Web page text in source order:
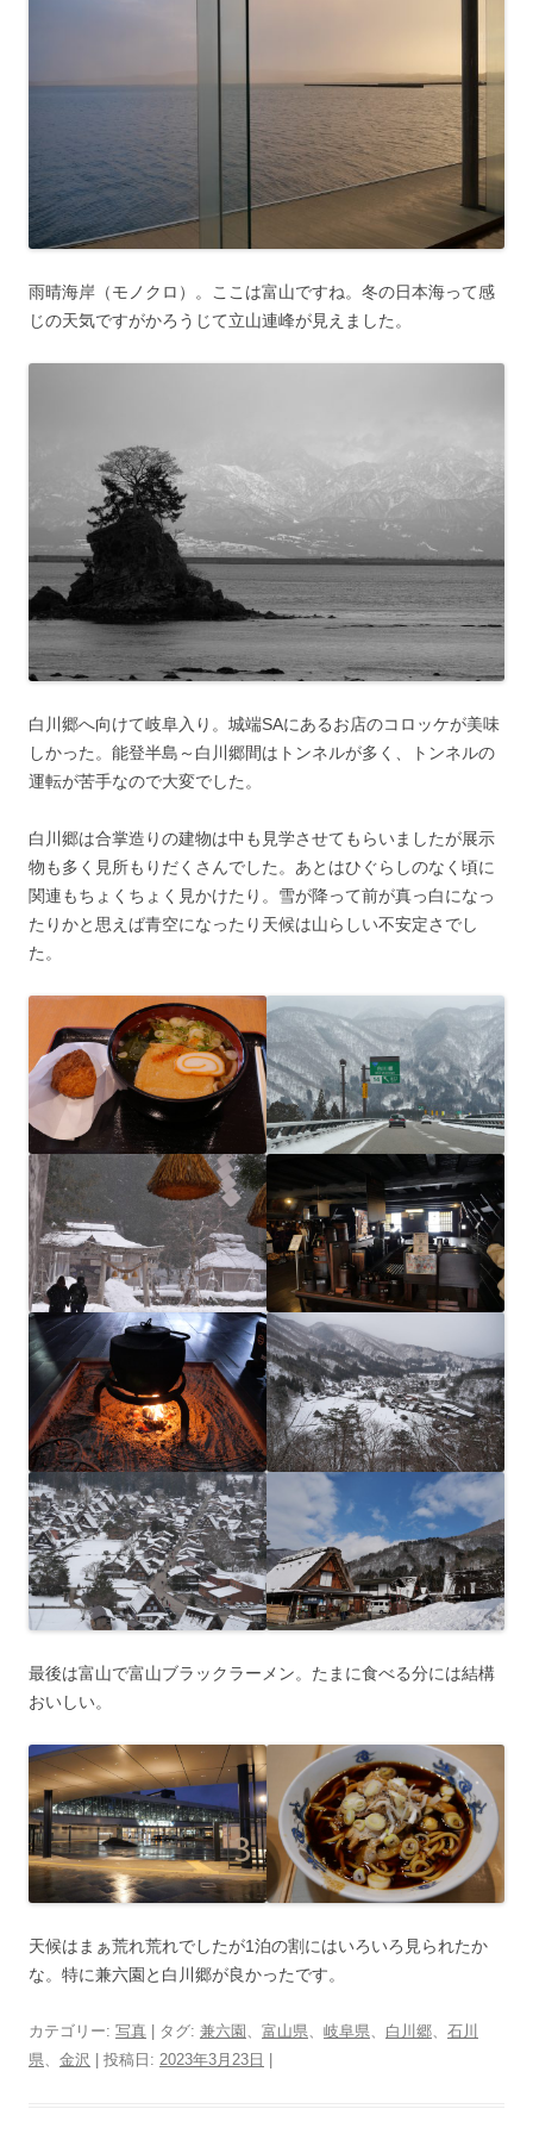
雨晴海岸（モノクロ）。ここは富山ですね。冬の日本海って感
じの天気ですがかろうじて立山連峰が見えました。
白川郷へ向けて岐阜入り。城端SAにあるお店のコロッケが美味
しかった。能登半島～白川郷間はトンネルが多く、トンネルの
運転が苦手なので大変でした。
白川郷は合掌造りの建物は中も見学させてもらいましたが展示
物も多く見所もりだくさんでした。あとはひぐらしのなく頃に
関連もちょくちょく見かけたり。雪が降って前が真っ白になっ
たりかと思えば青空になったり天候は山らしい不安定さでし
た。
最後は富山で富山ブラックラーメン。たまに食べる分には結構
おいしい。
天候はまぁ荒れ荒れでしたが1泊の割にはいろいろ見られたか
な。特に兼六園と白川郷が良かったです。
カテゴリー: 写真 | タグ: 兼六園 、 富山県、 岐阜県、 白川郷、 石川
県、 金沢 | 投稿日: 2023年3月23日